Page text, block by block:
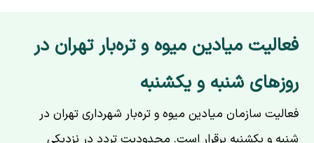
فعالیت میادین میوه و تره‌بار تهران در
روزهای شنبه و یکشنبه
فعالیت سازمان میادین میوه و تره‌بار شهرداری تهران در
شنبه و یکشنبه برقرار است. محدودیت‌ تردد در نزدیکی